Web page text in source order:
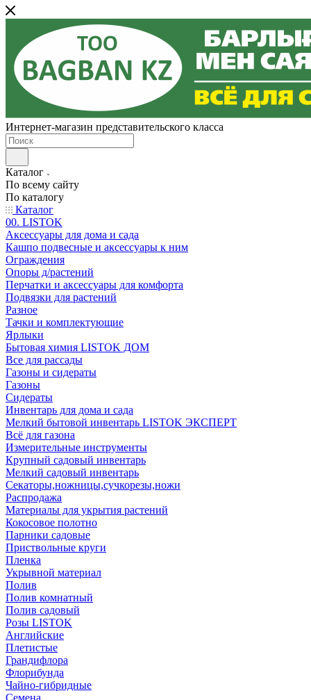
Интернет-магазин представительского класса
Каталог
По всему сайту
По каталогу
Каталог
00. LISTOK
Аксессуары для дома и сада
Кашпо подвесные и аксессуары к ним
Ограждения
Опоры д/растений
Перчатки и аксессуары для комфорта
Подвязки для растений
Разное
Тачки и комплектующие
Ярлыки
Бытовая химия LISTOK ДОМ
Все для рассады
Газоны и сидераты
Газоны
Сидераты
Инвентарь для дома и сада
Мелкий бытовой инвентарь LISTOK ЭКСПЕРТ
Всё для газона
Измерительные инструменты
Крупный садовый инвентарь
Мелкий садовый инвентарь
Секаторы,ножницы,сучкорезы,ножи
Распродажа
Материалы для укрытия растений
Кокосовое полотно
Парники садовые
Приствольные круги
Пленка
Укрывной материал
Полив
Полив комнатный
Полив садовый
Розы LISTOK
Английские
Плетистые
Грандифлора
Флорибунда
Чайно-гибридные
Семена